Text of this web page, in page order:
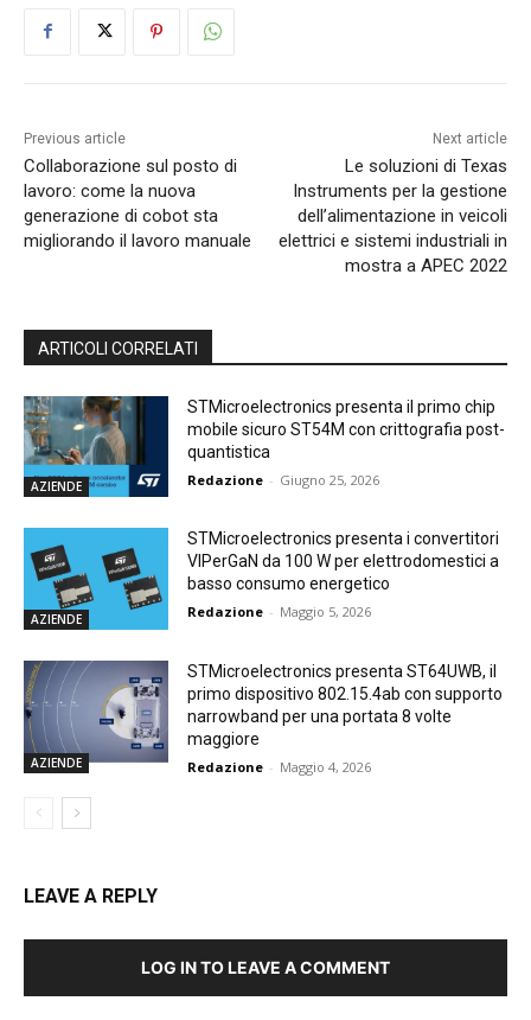
Previous article
Collaborazione sul posto di
lavoro: come la nuova
generazione di cobot sta
migliorando il lavoro manuale
Next article
Le soluzioni di Texas
Instruments per la gestione
dell’alimentazione in veicoli
elettrici e sistemi industriali in
mostra a APEC 2022
ARTICOLI CORRELATI
AZIENDE
STMicroelectronics presenta il primo chip
mobile sicuro ST54M con crittografia post-
quantistica
Redazione - Giugno 25, 2026
AZIENDE
STMicroelectronics presenta i convertitori
VIPerGaN da 100 W per elettrodomestici a
basso consumo energetico
Redazione - Maggio 5, 2026
AZIENDE
STMicroelectronics presenta ST64UWB, il
primo dispositivo 802.15.4ab con supporto
narrowband per una portata 8 volte
maggiore
Redazione - Maggio 4, 2026
LEAVE A REPLY
LOG IN TO LEAVE A COMMENT